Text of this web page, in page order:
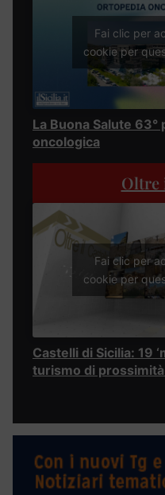
Fai clic per
cookie per
La Buona Salute
oncologica
Oltre
Fai clic per
cookie per
Castelli di Sicilia: 19
turismo di prossimità